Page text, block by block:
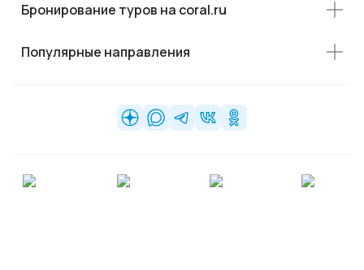
Бронирование туров на coral.ru
Популярные направления